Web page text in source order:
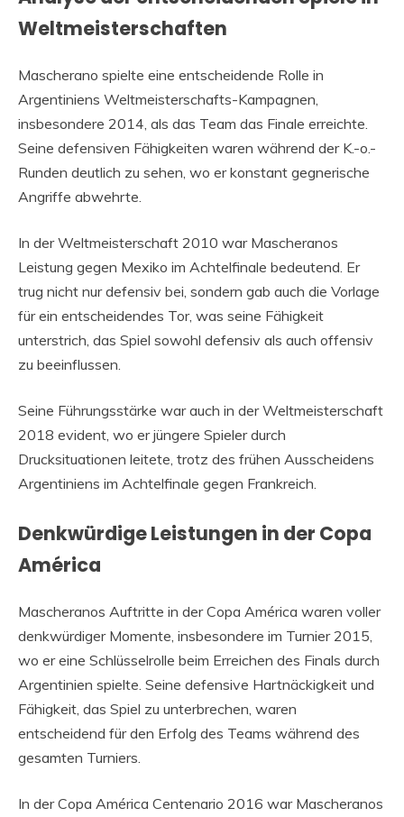
Weltmeisterschaften
Mascherano spielte eine entscheidende Rolle in
Argentiniens Weltmeisterschafts-Kampagnen,
insbesondere 2014, als das Team das Finale erreichte.
Seine defensiven Fähigkeiten waren während der K.-o.-
Runden deutlich zu sehen, wo er konstant gegnerische
Angriffe abwehrte.
In der Weltmeisterschaft 2010 war Mascheranos
Leistung gegen Mexiko im Achtelfinale bedeutend. Er
trug nicht nur defensiv bei, sondern gab auch die Vorlage
für ein entscheidendes Tor, was seine Fähigkeit
unterstrich, das Spiel sowohl defensiv als auch offensiv
zu beeinflussen.
Seine Führungsstärke war auch in der Weltmeisterschaft
2018 evident, wo er jüngere Spieler durch
Drucksituationen leitete, trotz des frühen Ausscheidens
Argentiniens im Achtelfinale gegen Frankreich.
Denkwürdige Leistungen in der Copa
América
Mascheranos Auftritte in der Copa América waren voller
denkwürdiger Momente, insbesondere im Turnier 2015,
wo er eine Schlüsselrolle beim Erreichen des Finals durch
Argentinien spielte. Seine defensive Hartnäckigkeit und
Fähigkeit, das Spiel zu unterbrechen, waren
entscheidend für den Erfolg des Teams während des
gesamten Turniers.
In der Copa América Centenario 2016 war Mascheranos